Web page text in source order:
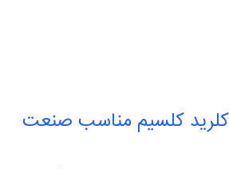
کلسیم مناسب صنعت